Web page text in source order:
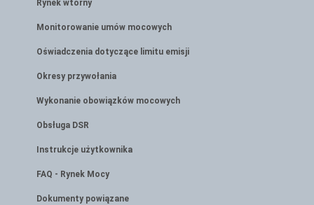
Rynek wtórny
Monitorowanie umów mocowych
Oświadczenia dotyczące limitu emisji
Okresy przywołania
Wykonanie obowiązków mocowych
Obsługa DSR
Instrukcje użytkownika
FAQ - Rynek Mocy
Dokumenty powiązane